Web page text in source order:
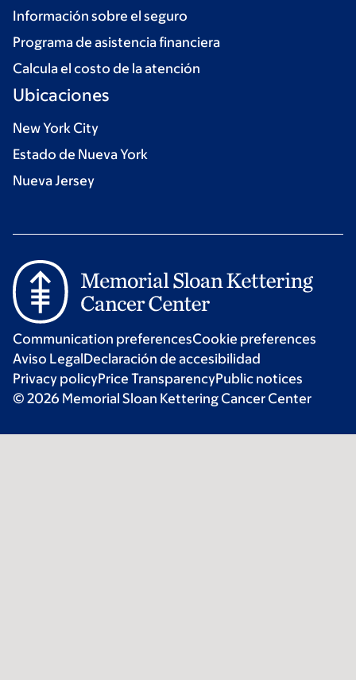
Información sobre el seguro
Programa de asistencia financiera
Calcula el costo de la atención
Ubicaciones
New York City
Estado de Nueva York
Nueva Jersey
Communication preferencesCookie preferences
Aviso LegalDeclaración de accesibilidad
Privacy policyPrice TransparencyPublic notices
© 2026 Memorial Sloan Kettering Cancer Center